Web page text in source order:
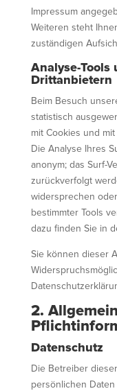
Impressum
Weiteren steht
zuständigen
Analyse-Tools
Drittanbietern
Beim Besuch
statistisch
mit Cookies und
Die Analyse Ihres
anonym; das Surf-
zurückverfolgt
widersprechen
bestimmter Tools
dazu finden Sie in
Sie können dieser
2.
Datenschutz
Die Betreiber
persönlichen